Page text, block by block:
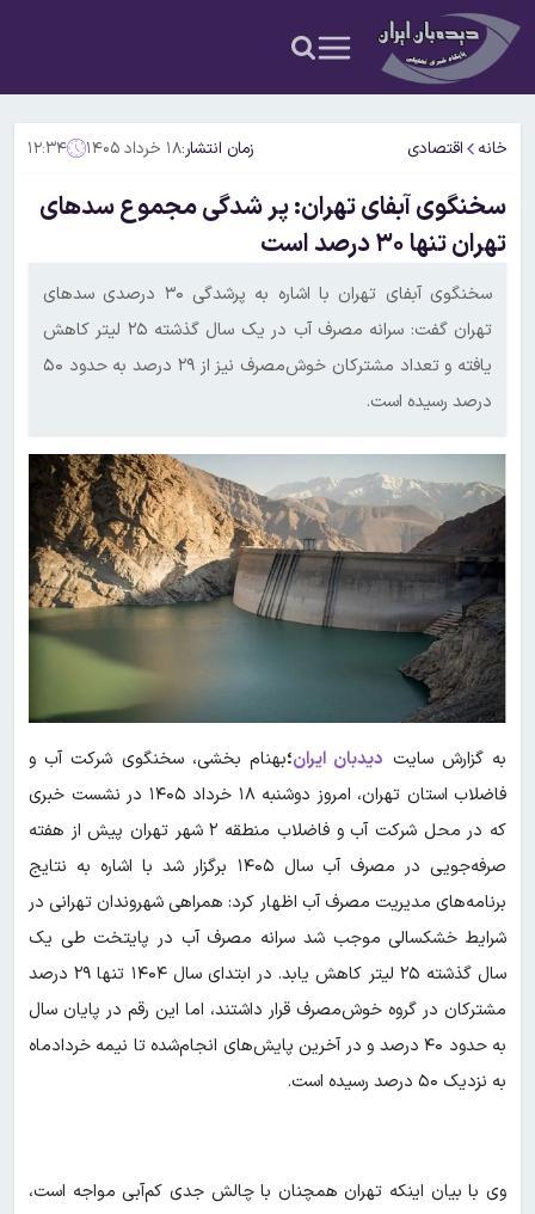
خانه اقتصادی زمان انتشار:۱۸ خرداد ۱۴۰۵ ۱۲:۳۴
سخنگوی آبفای تهران: پر شدگی مجموع سدهای
تهران تنها ۳۰ درصد است
سخنگوی آبفای تهران با اشاره به پرشدگی ۳۰ درصدی سدهای
تهران گفت: سرانه مصرف آب در یک سال گذشته ۲۵ لیتر کاهش
یافته و تعداد مشترکان خوش‌مصرف نیز از ۲۹ درصد به حدود ۵۰
درصد رسیده است.
به گزارش سایت دیدبان ایران؛بهنام بخشی، سخنگوی شرکت آب و
فاضلاب استان تهران، امروز دوشنبه ۱۸ خرداد ۱۴۰۵ در نشست خبری
که در محل شرکت آب و فاضلاب منطقه ۲ شهر تهران پیش از هفته
صرفه‌جویی در مصرف آب سال ۱۴۰۵ برگزار شد با اشاره به نتایج
برنامه‌های مدیریت مصرف آب اظهار کرد: همراهی شهروندان تهرانی در
شرایط خشکسالی موجب شد سرانه مصرف آب در پایتخت طی یک
سال گذشته ۲۵ لیتر کاهش یابد. در ابتدای سال ۱۴۰۴ تنها ۲۹ درصد
مشترکان در گروه خوش‌مصرف قرار داشتند، اما این رقم در پایان سال
به حدود ۴۰ درصد و در آخرین پایش‌های انجام‌شده تا نیمه خردادماه
به نزدیک ۵۰ درصد رسیده است.
وی با بیان اینکه تهران همچنان با چالش جدی کم‌آبی مواجه است،